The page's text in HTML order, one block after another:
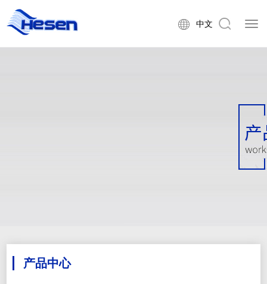
中文
产品中心